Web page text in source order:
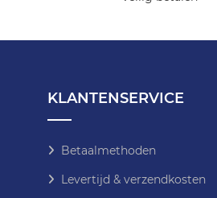
KLANTENSERVICE
Betaalmethoden
Levertijd & verzendkosten